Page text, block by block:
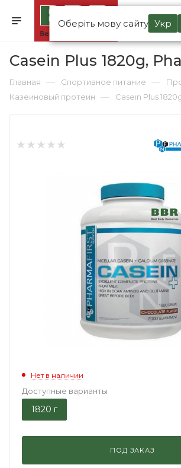
Оберіть мову сайту Укр
Casein Plus 1820g,
Главная — Спортивное питание —
Казеиновый протеин — Casein Plus
Нет в наличии
Доступные варианты
1820 г
ПОД ЗАКАЗ